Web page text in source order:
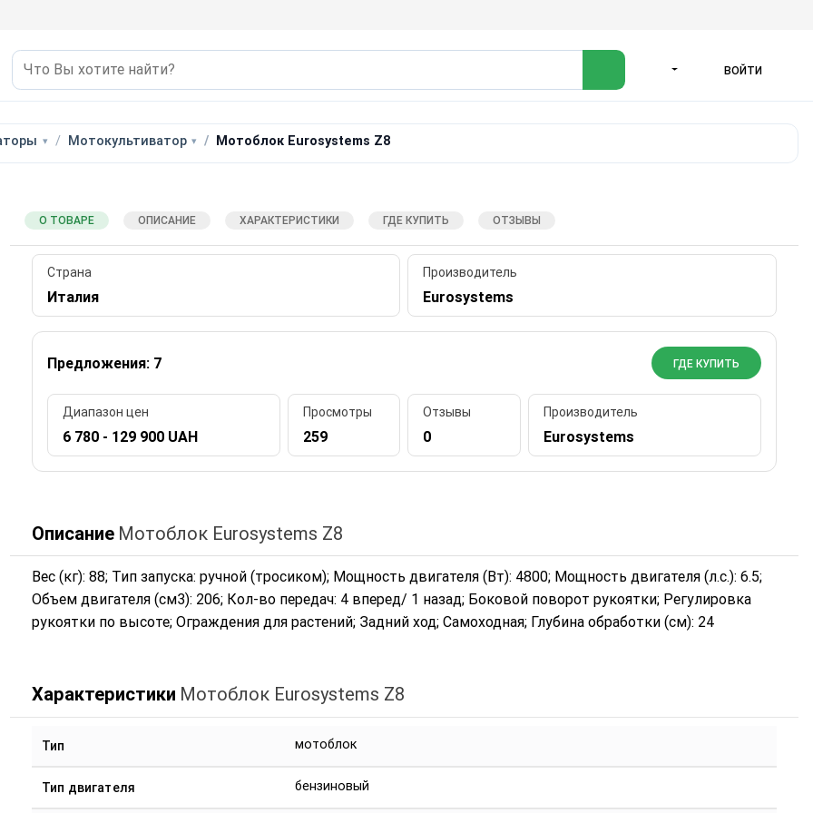
ВОЙТИ
Мотокультиватор Мотоблок Eurosystems Z8
О ТОВАРЕ ОПИСАНИЕ ХАРАКТЕРИСТИКИ ГДЕ КУПИТЬ ОТЗЫВЫ
Страна
Италия
Производитель
Eurosystems
Предложения: 7 ГДЕ КУПИТЬ
Диапазон цен
6 780 - 129 900 UAH
Просмотры
259
Отзывы
0
Производитель
Eurosystems
Описание Мотоблок Eurosystems Z8
Вес (кг): 88; Тип запуска: ручной (тросиком); Мощность двигателя (Вт): 4800; Мощность двигателя (л.с.): 6.5;
Объем двигателя (см3): 206; Кол-во передач: 4 вперед/ 1 назад; Боковой поворот рукоятки; Регулировка
рукоятки по высоте; Ограждения для растений; Задний ход; Самоходная; Глубина обработки (см): 24
Характеристики Мотоблок Eurosystems Z8
Тип мотоблок
Тип двигателя бензиновый